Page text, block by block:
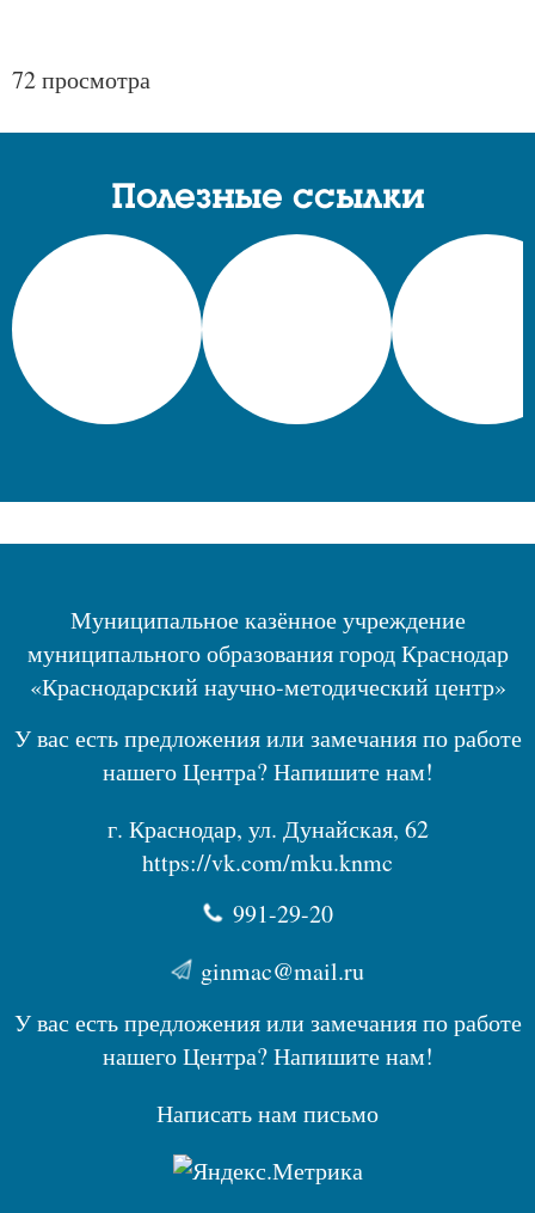
72 просмотра
Полезные ссылки
Муниципальное казённое учреждение
муниципального образования город Краснодар
«Краснодарский научно-методический центр»
У вас есть предложения или замечания по работе
нашего Центра? Напишите нам!
г. Краснодар, ул. Дунайская, 62
https://vk.com/mku.knmc
991-29-20
ginmac@mail.ru
У вас есть предложения или замечания по работе
нашего Центра? Напишите нам!
Написать нам письмо